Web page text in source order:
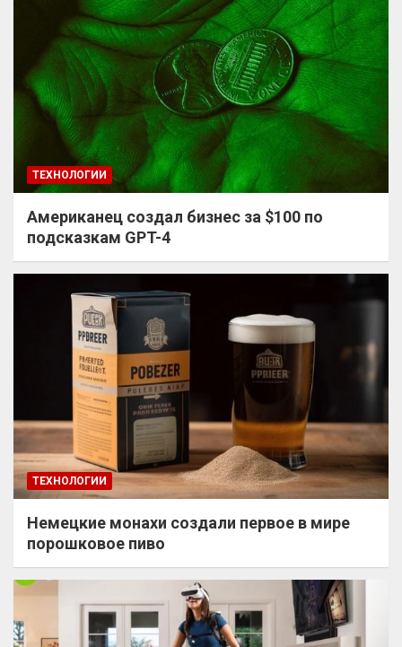
ТЕХНОЛОГИИ
Американец создал бизнес за $100 по
подсказкам GPT-4
ТЕХНОЛОГИИ
Немецкие монахи создали первое в мире
порошковое пиво